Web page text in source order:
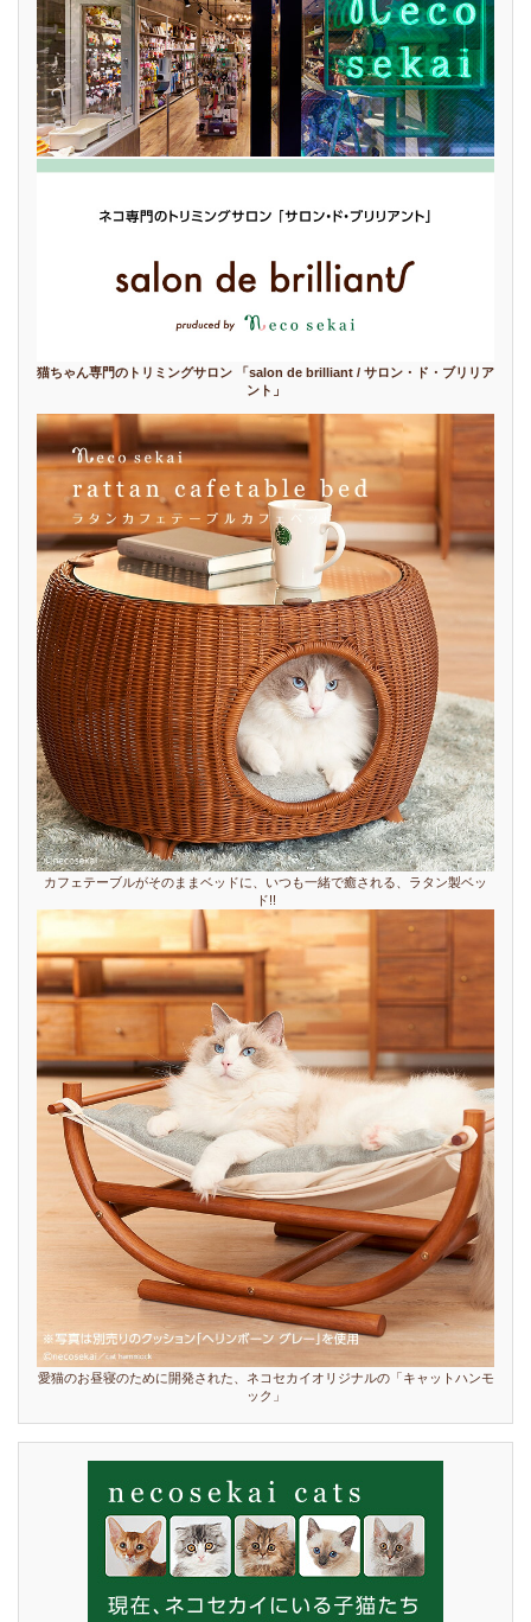
猫ちゃん専門のトリミングサロン 「salon de brilliant / サロン・ド・ブリリア
ント」
カフェテーブルがそのままベッドに、いつも一緒で癒される、ラタン製ベッ
ド!!
愛猫のお昼寝のために開発された、ネコセカイオリジナルの「キャットハンモ
ック」